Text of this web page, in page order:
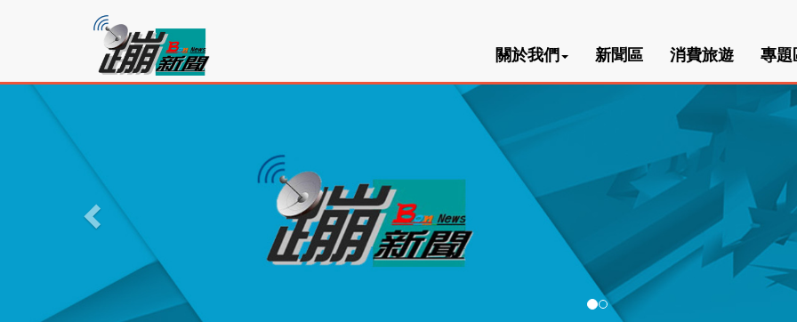
蹦
新
聞
關於我們 新聞區 消費旅遊 專題
v
o